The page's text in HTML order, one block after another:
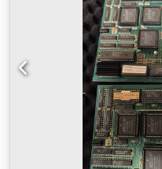
30 % stiklo Maks. lydalo
Pompos I x P x A: 3700 x
Kalbos: čekų, anglų,
Eksploatacijoje iki 2024
neprijungta prie elektros